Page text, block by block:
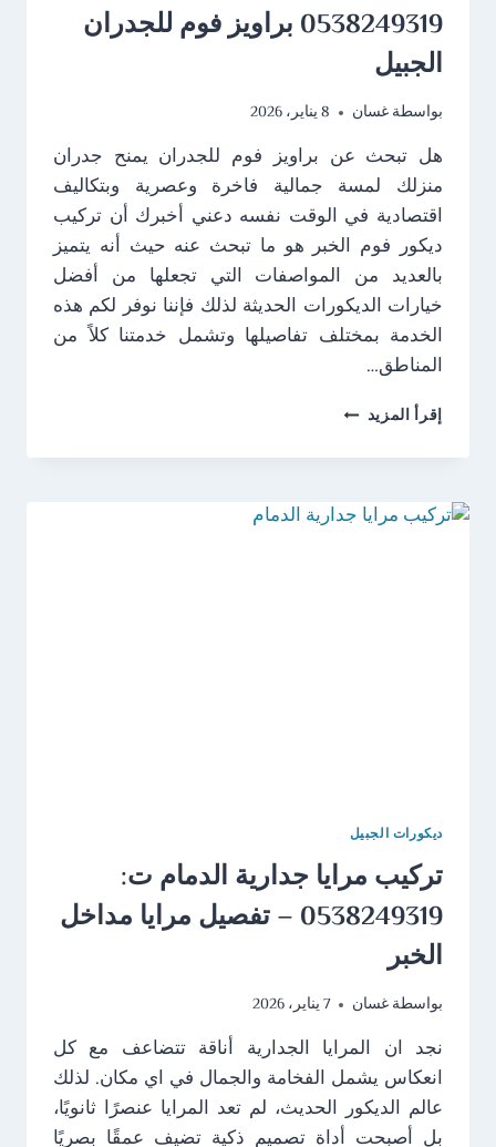
0538249319 براويز فوم للجدران
الجبيل
بواسطةغسان 8 يناير، 2026
هل تبحث عن براويز فوم للجدران يمنح جدران
منزلك لمسة جمالية فاخرة وعصرية وبتكاليف
اقتصادية في الوقت نفسه دعني أخبرك أن تركيب
ديكور فوم الخبر هو ما تبحث عنه حيث أنه يتميز
بالعديد من المواصفات التي تجعلها من أفضل
خيارات الديكورات الحديثة لذلك فإننا نوفر لكم هذه
الخدمة بمختلف تفاصيلها وتشمل خدمتنا كلاً من
المناطق…
إقرأ المزيدتركيب
فوم
ت:
0538249319
ديكورات الجبيل
تركيب مرايا جدارية الدمام ت:
0538249319 – تفصيل مرايا مداخل
الخبر
بواسطةغسان 7 يناير، 2026
نجد ان المرايا الجدارية أناقة تتضاعف مع كل
انعكاس يشمل الفخامة والجمال في اي مكان. لذلك
عالم الديكور الحديث، لم تعد المرايا عنصرًا ثانويًا،
بل أصبحت أداة تصميم ذكية تضيف عمقًا بصريًا